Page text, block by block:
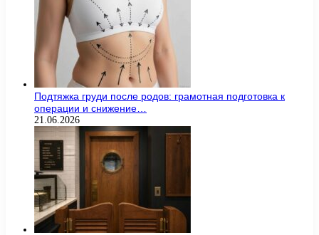
Подтяжка груди после родов: грамотная подготовка к
операции и снижение…
21.06.2026